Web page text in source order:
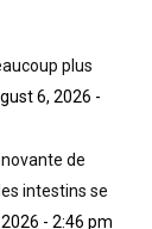
plus
6, 2026 -
de
intestins se
- 2:46 pm